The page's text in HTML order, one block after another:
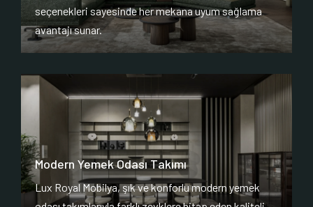
seçenekleri sayesinde her mekana uyum sağlama
avantajı sunar.
Modern Yemek Odası Takımı
Lux Royal Mobilya, şık ve konforlu modern yemek